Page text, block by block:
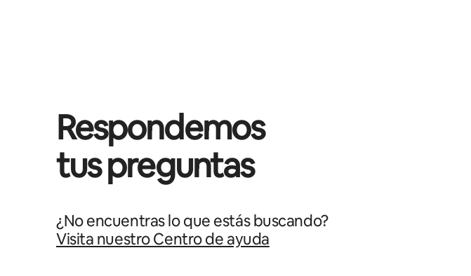
Respondemos
tus preguntas
¿No encuentras lo que estás buscando?
Visita nuestro Centro de ayuda